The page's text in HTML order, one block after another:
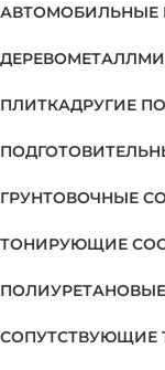
АВТОМОБИЛЬНЫЕ
ДЕРЕВОМЕТАЛЛ
ПЛИТКАДРУГИЕ
ГРУНТОВОЧНЫЕ
ТОНИРУЮЩИЕ
СОПУТСТВУЮЩИЕ